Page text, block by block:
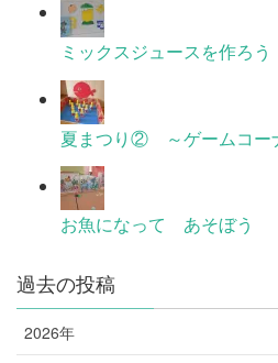
ミックスジュースを作ろう
夏まつり② ～ゲームコー
お魚になって あそぼう
過去の投稿
2026年